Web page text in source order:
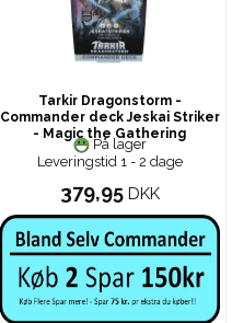
Tarkir Dragonstorm -
Commander deck Jeskai Striker
- Magic the Gathering
På lager
Leveringstid 1 - 2 dage
379,95 DKK